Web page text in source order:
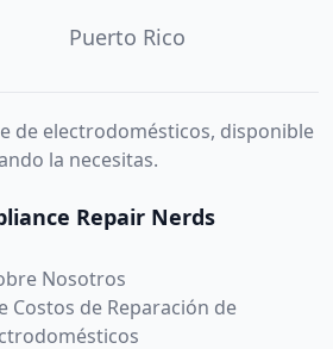
Puerto Rico
de electrodomésticos, disponible
la necesitas.
Repair Nerds
Nosotros
Costos de Reparación de